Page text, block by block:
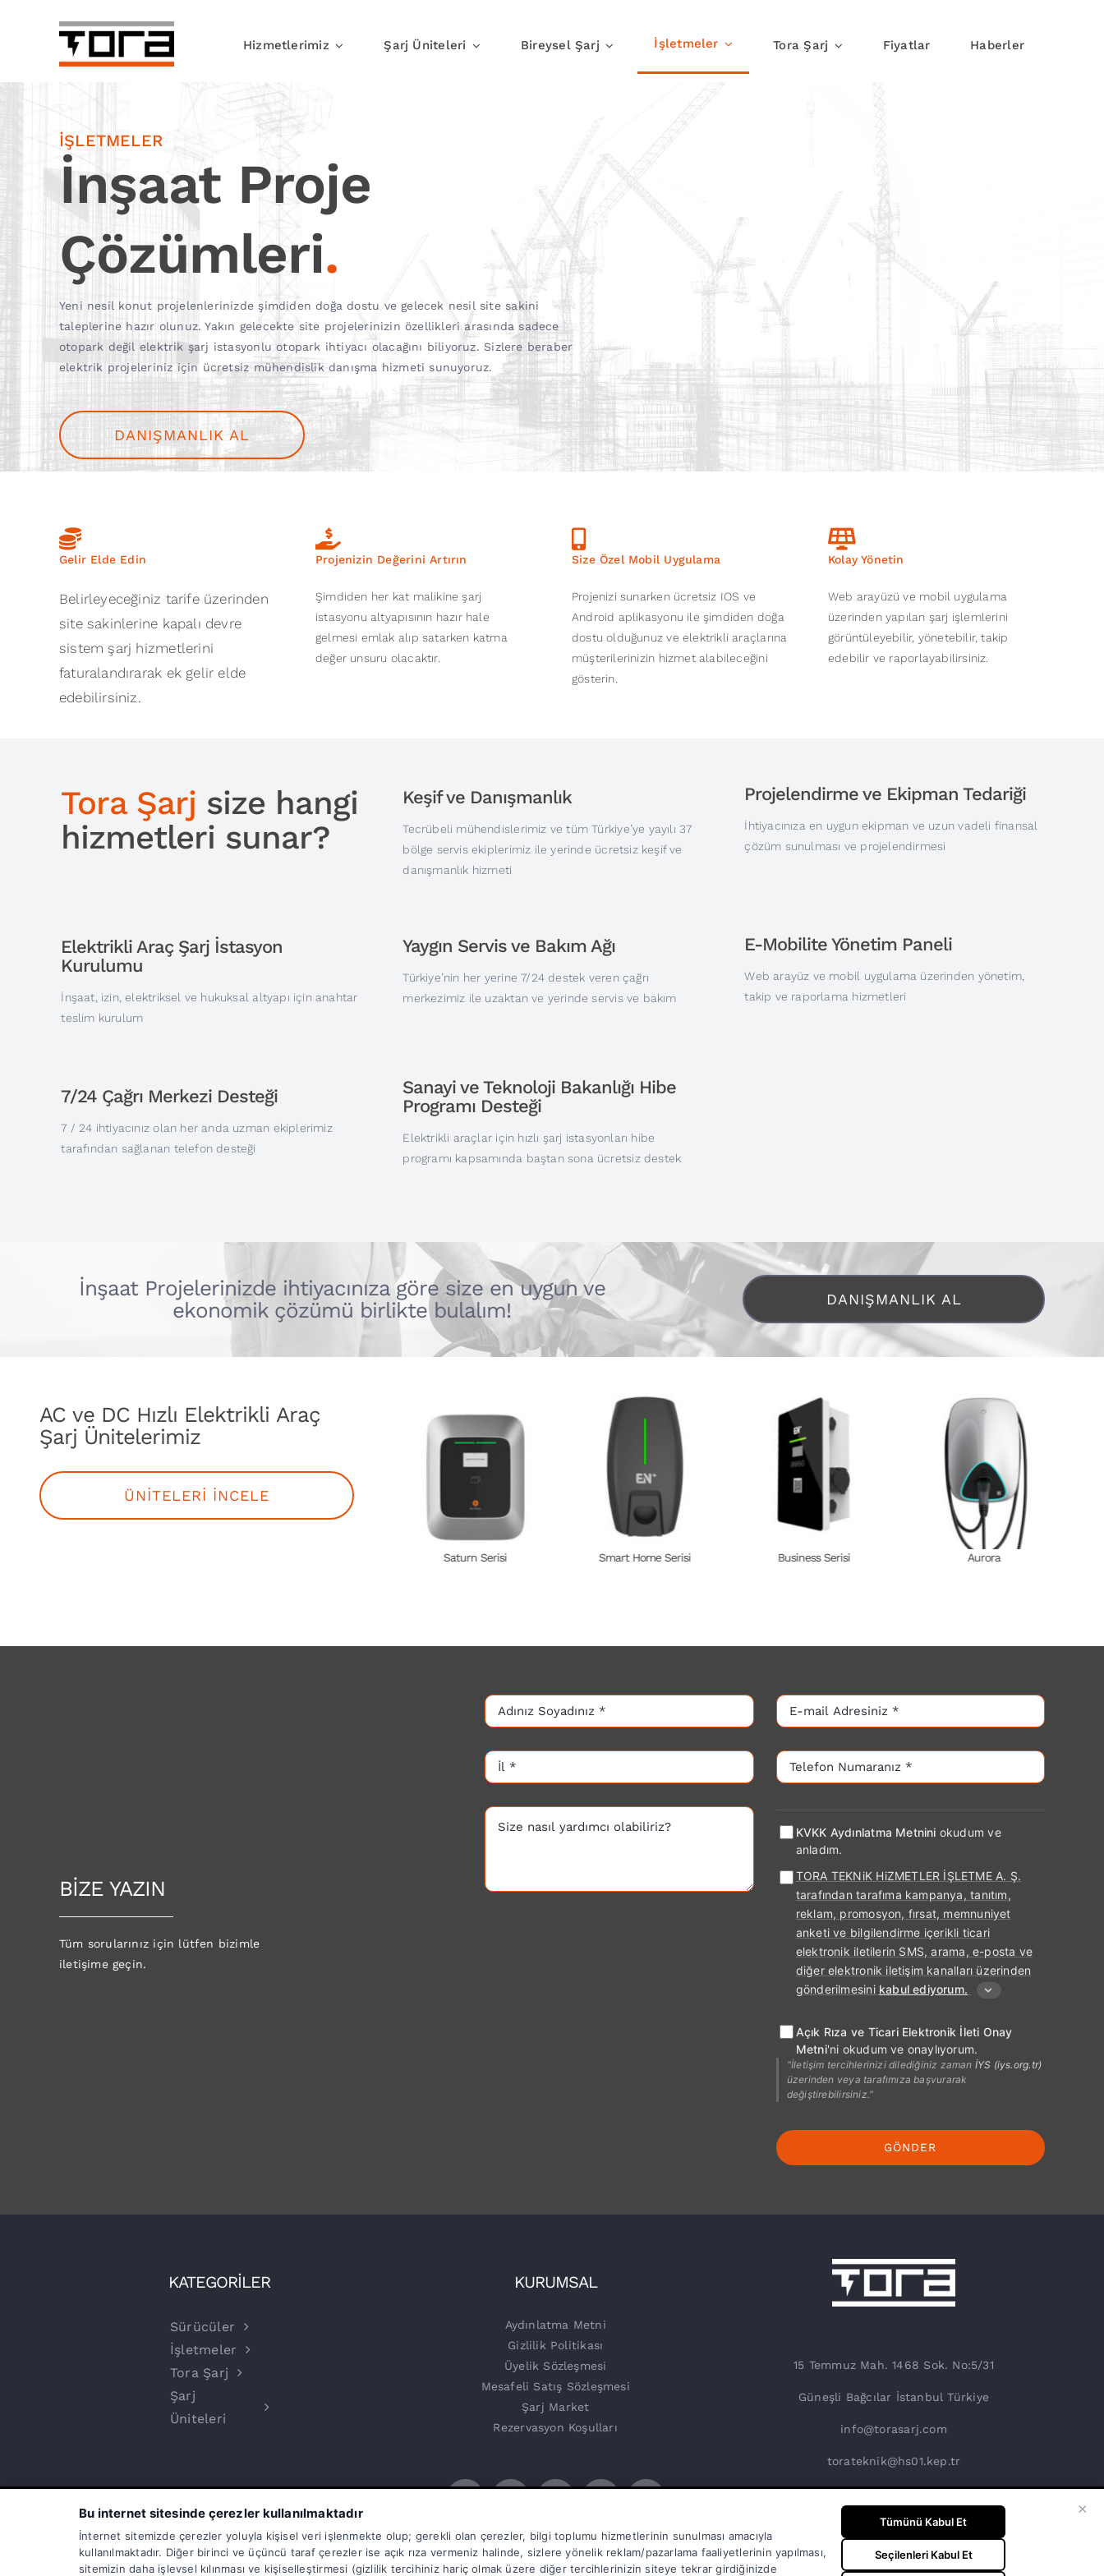
Hizmetlerimiz Şarj Üniteleri Bireysel Şarj
İşte Şarj
İşletmeler Tora Şarj Fiyatlar Haberler
İŞLETMELER
İnşaat Proje
Çözümleri.
Yeni nesil konut projelenlerinizde şimdiden doğa dostu ve gelecek nesil site sakini
taleplerine hazır olunuz. Yakın gelecekte site projelerinizin özellikleri arasında sadece
otopark değil elektrik şarj istasyonlu otopark ihtiyacı olacağını biliyoruz. Sizlere beraber
elektrik projeleriniz için ücretsiz mühendislik danışma hizmeti sunuyoruz.
DANIŞMANLIK AL
Gelir Elde Edin
Belirleyeceğiniz tarife üzerinden
site sakinlerine kapalı devre
sistem şarj hizmetlerini
faturalandırarak ek gelir elde
edebilirsiniz.
Projenizin Değerini Artırın
Şimdiden her kat malikine şarj
istasyonu altyapısının hazır hale
gelmesi emlak alıp satarken katma
değer unsuru olacaktır.
Size Özel Mobil Uygulama
Projenizi sunarken ücretsiz IOS ve
Android aplikasyonu ile şimdiden doğa
dostu olduğunuz ve elektrikli araçlarına
müşterilerinizin hizmet alabileceğini
gösterin.
Kolay Yönetin
Web arayüzü ve mobil uygulama
üzerinden yapılan şarj işlemlerini
görüntüleyebilir, yönetebilir, takip
edebilir ve raporlayabilirsiniz.
Tora Şarj size hangi
hizmetleri sunar?
Keşif ve Danışmanlık
Tecrübeli mühendislerimiz ve tüm Türkiye’ye yayılı 37
bölge servis ekiplerimiz ile yerinde ücretsiz keşif ve
danışmanlık hizmeti
Projelendirme ve Ekipman Tedariği
İhtiyacınıza en uygun ekipman ve uzun vadeli finansal
çözüm sunulması ve projelendirmesi
Elektrikli Araç Şarj İstasyon
Kurulumu
İnşaat, izin, elektriksel ve hukuksal altyapı için anahtar
teslim kurulum
Yaygın Servis ve Bakım Ağı
Türkiye’nin her yerine 7/24 destek veren çağrı
merkezimiz ile uzaktan ve yerinde servis ve bakım
E-Mobilite Yönetim Paneli
Web arayüz ve mobil uygulama üzerinden yönetim,
takip ve raporlama hizmetleri
7/24 Çağrı Merkezi Desteği
7 / 24 ihtiyacınız olan her anda uzman ekiplerimiz
tarafından sağlanan telefon desteği
Sanayi ve Teknoloji Bakanlığı Hibe
Programı Desteği
Elektrikli araçlar için hızlı şarj istasyonları hibe
programı kapsamında baştan sona ücretsiz destek
İnşaat Projelerinizde ihtiyacınıza göre size en uygun ve
ekonomik çözümü birlikte bulalım!
DANIŞMANLIK AL
AC ve DC Hızlı Elektrikli Araç
Şarj Ünitelerimiz
ÜNİTELERİ İNCELE
Saturn Serisi Smart Home Serisi Business Serisi Aurora
BİZE YAZIN
Tüm sorularınız için lütfen bizimle
iletişime geçin.
KVKK Aydınlatma Metnini okudum ve
anladım.
TORA TEKNiK HiZMETLER İŞLETME A. Ş.
tarafından tarafıma kampanya, tanıtım,
reklam, promosyon, fırsat, memnuniyet
anketi ve bilgilendirme içerikli ticari
elektronik iletilerin SMS, arama, e-posta ve
diğer elektronik iletişim kanalları üzerinden
gönderilmesini kabul ediyorum.
Açık Rıza ve Ticari Elektronik İleti Onay
Metni'ni okudum ve onaylıyorum.
"İletişim tercihlerinizi dilediğiniz zaman İYS (iys.org.tr)
üzerinden veya tarafımıza başvurarak
değiştirebilirsiniz."
GÖNDER
KATEGORİLER
Sürücüler
İşletmeler
Tora Şarj
Şarj
Üniteleri
KURUMSAL
Aydınlatma Metni
Gizlilik Politikası
Üyelik Sözleşmesi
Mesafeli Satış Sözleşmesi
Şarj Market
Rezervasyon Koşulları
15 Temmuz Mah. 1468 Sok. No:5/31
Güneşli Bağcılar İstanbul Türkiye
info@torasarj.com
torateknik@hs01.kep.tr
0850 808 86 72
×
Bu internet sitesinde çerezler kullanılmaktadır
İnternet sitemizde çerezler yoluyla kişisel veri işlenmekte olup; gerekli olan çerezler, bilgi toplumu hizmetlerinin sunulması amacıyla
kullanılmaktadır. Diğer birinci ve üçüncü taraf çerezler ise açık rıza vermeniz halinde, sizlere yönelik reklam/pazarlama faaliyetlerinin yapılması,
sitemizin daha işlevsel kılınması ve kişiselleştirmesi (gizlilik tercihiniz hariç olmak üzere diğer tercihlerinizin siteye tekrar girdiğinizde
Tümünü Kabul Et
Seçilenleri Kabul Et